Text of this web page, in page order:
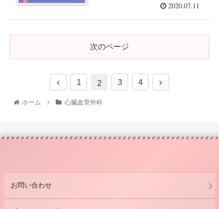
2020.07.11
次のページ
1 2 3 4
ホーム 心臓血管外科
お問い合わせ